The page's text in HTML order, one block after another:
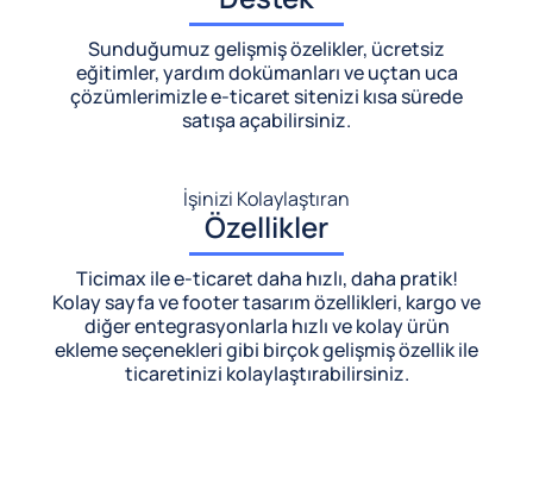
Sunduğumuz gelişmiş özelikler, ücretsiz
eğitimler, yardım dokümanları ve uçtan uca
çözümlerimizlee-ticaret sitenizi kısa sürede
satışa açabilirsiniz.
İşinizi Kolaylaştıran
Özellikler
Ticimax ile e-ticaret daha hızlı, daha pratik!
Kolay sayfa ve footer tasarım özellikleri, kargo ve
diğer entegrasyonlarla hızlı ve kolay ürün
ekleme seçenekleri gibi birçok gelişmiş özellik ile
ticaretinizi kolaylaştırabilirsiniz.